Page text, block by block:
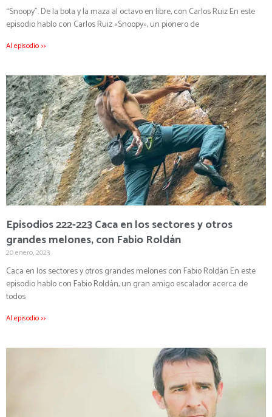
“Snoopy”. De la bota y la maza al octavo en libre, con Carlos Ruiz En este
episodio hablo con Carlos Ruiz «Snoopy», un pionero de
Al episodio >>
Episodios 222-223 Caca en los sectores y otros
grandes melones, con Fabio Roldán
20 enero, 2023
Caca en los sectores y otros grandes melones con Fabio Roldán En este
episodio hablo con Fabio Roldán, un gran amigo escalador acerca de
todos
Al episodio >>